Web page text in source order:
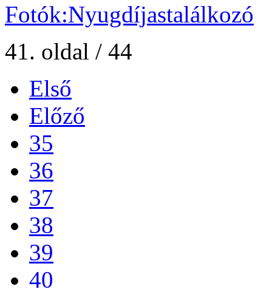
Fotók:Nyugdíjastalálkozó
41. oldal / 44
Első
Előző
35
36
37
38
39
40